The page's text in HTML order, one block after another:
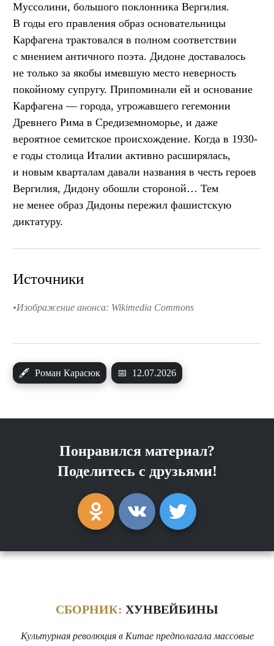
Муссолини, большого поклонника Вергилия.
В годы его правления образ основательницы
Карфагена трактовался в полном соответствии
с мнением античного поэта. Дидоне доставалось
не только за якобы имевшую место неверность
покойному супругу. Припоминали ей и основание
Карфагена — города, угрожавшего гегемонии
Древнего Рима в Средиземноморье, и даже
вероятное семитское происхождение. Когда в 1930-
е годы столица Италии активно расширялась,
и новым кварталам давали названия в честь героев
Вергилия, Дидону обошли стороной… Тем
не менее образ Дидоны пережил фашистскую
диктатуру.
🖋 Роман Карасюк 📅 12.07.2026
Источники
Изображение анонса: Wikimedia Commons
Понравился материал?
Поделитесь с друзьями!
СБОРНИК: ХУНВЕЙБИНЫ
Культурная революция в Китае предполагала массовые